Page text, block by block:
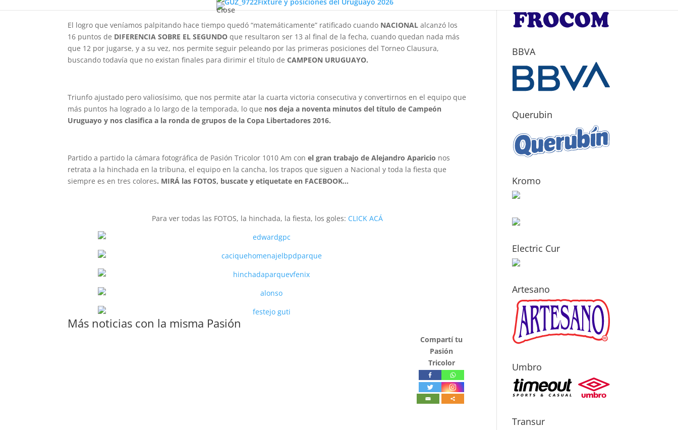
Close
El logro que veníamos palpitando hace tiempo quedó “matemáticamente” ratificado cuando NACIONALalcanzó los
16 puntos de DIFERENCIA SOBRE EL SEGUNDO que resultaron ser 13 al final de la fecha, cuando quedan nada más
que 12 por jugarse, y a su vez, nos permite seguir peleando por las primeras posiciones del Torneo Clausura,
buscando todavía que no existan finales para dirimir el título deCAMPEON URUGUAYO.
Triunfo ajustado pero valiosísimo, que nos permite atar la cuarta victoria consecutiva y convertirnos en el equipo que
más puntos ha logrado a lo largo de la temporada, lo que nos deja a noventa minutos del título de Campeón
Uruguayo y nos clasifica a la ronda de grupos de la Copa Libertadores 2016.
Partido a partido la cámara fotográfica de Pasión Tricolor 1010 Am con el gran trabajo de Alejandro Aparicio nos
retrata a la hinchada en la tribuna, el equipo en la cancha, los trapos que siguen a Nacional y toda la fiesta que
siempre es en tres colores. MIRÁ las FOTOS, buscate y etiquetate en FACEBOOK…
Para ver todas las FOTOS, la hinchada, la fiesta, los goles: CLICK ACÁ
Más noticias con la misma Pasión
Compartí tu
Pasión
Tricolor
BBVA
Querubin
Kromo
Electric Cur
Artesano
Umbro
Transur